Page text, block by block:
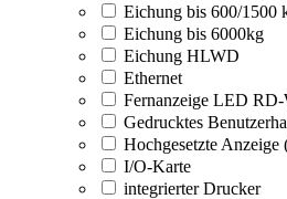
Eichung bis 600/1500
Eichung bis 6000kg
Eichung HLWD
Ethernet
Fernanzeige LED
Gedrucktes
Hochgesetzte Anzeige
I/O-Karte
integrierter Drucker